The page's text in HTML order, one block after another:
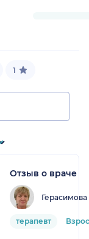
1
Отзыв о враче
терапевт